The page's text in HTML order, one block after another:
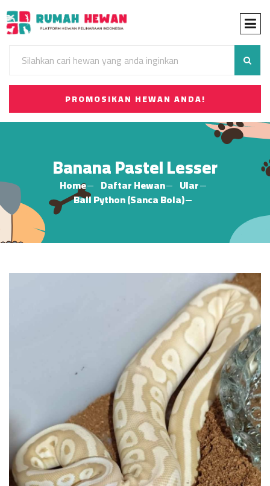
PROMOSIKAN HEWAN ANDA!
Banana Pastel Lesser
Home Daftar Hewan
Ular
Ball Python (Sanca Bola)